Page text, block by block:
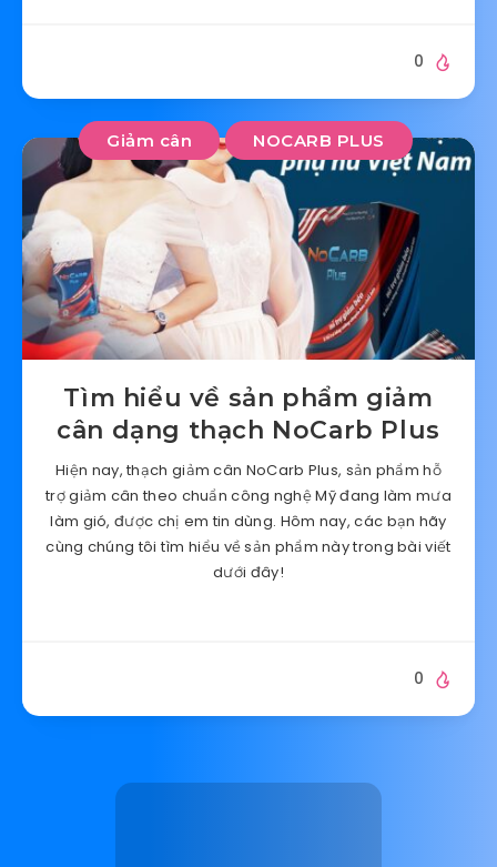
0
Giảm cân NOCARB PLUS
Tìm hiểu về sản phẩm giảm
cân dạng thạch NoCarb Plus
Hiện nay, thạch giảm cân NoCarb Plus, sản phẩm hỗ
trợ giảm cân theo chuẩn công nghệ Mỹ đang làm mưa
làm gió, được chị em tin dùng. Hôm nay, các bạn hãy
cùng chúng tôi tìm hiểu về sản phẩm này trong bài viết
dưới đây!
0